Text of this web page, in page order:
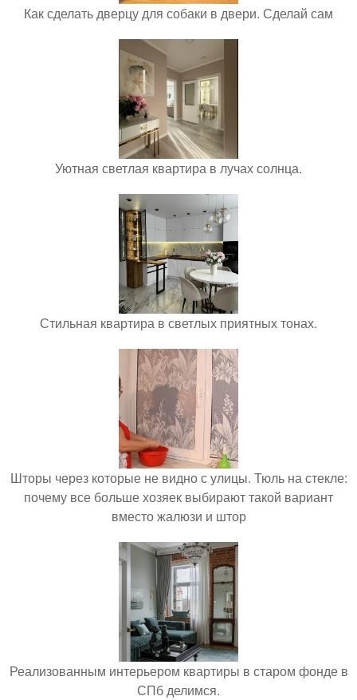
Как сделать дверцу для собаки в двери. Сделай сам
Уютная светлая квартира в лучах солнца.
Стильная квартира в светлых приятных тонах.
Шторы через которые не видно с улицы. Тюль на стекле:
почему все больше хозяек выбирают такой вариант
вместо жалюзи и штор
Реализованным интерьером квартиры в старом фонде в
СПб делимся.